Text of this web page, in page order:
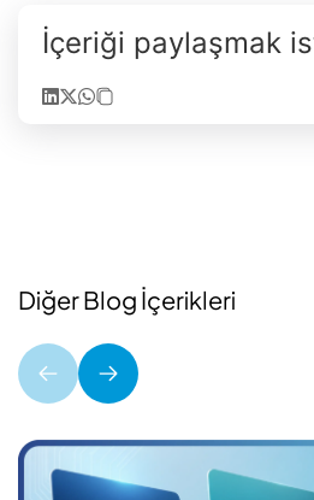
İçeriği paylaşmak
Diğer Blog İçerikleri